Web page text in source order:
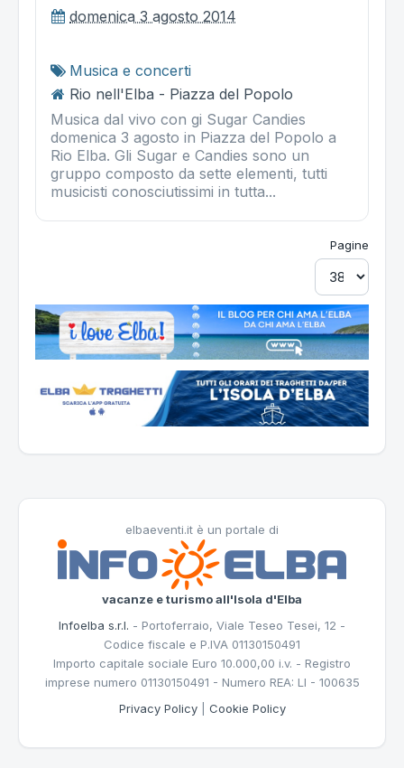
domenica 3 agosto 2014
Musica e concerti
Rio nell'Elba - Piazza del Popolo
Musica dal vivo con gi Sugar Candies
domenica 3 agosto in Piazza del Popolo a
Rio Elba. Gli Sugar e Candies sono un
gruppo composto da sette elementi, tutti
musicisti conosciutissimi in tutta...
Pagine
elbaeventi.it è un portale di
vacanze e turismo all'Isola d'Elba
Infoelba s.r.l. - Portoferraio, Viale Teseo Tesei, 12 -
Codice fiscale e P.IVA 01130150491
Importo capitale sociale Euro 10.000,00 i.v. - Registro
imprese numero 01130150491 - Numero REA: LI - 100635
Privacy Policy| Cookie Policy